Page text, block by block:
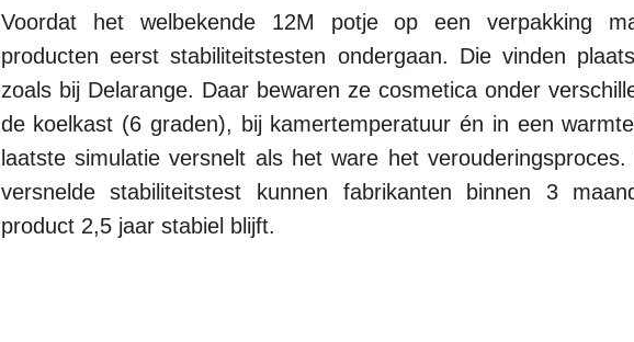
Voordat het welbekende 12M potje op een verpakking
producten eerst stabiliteitstesten ondergaan. Die vinden
zoals bij Delarange. Daar bewaren ze cosmetica onder
de koelkast (6 graden), bij kamertemperatuur én in een
laatste simulatie versnelt als het ware het
versnelde stabiliteitstest kunnen fabrikanten binnen 3
product 2,5 jaar stabiel blijft.